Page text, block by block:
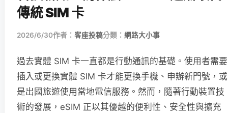
傳統 SIM 卡
2026/6/30作者： 客座投稿分類： 網路大小事
過去實體 SIM 卡一直都是行動通訊的基礎。使用者需要
插入或更換實體 SIM 卡才能更換手機、申辦新門號，或
是出國旅遊使用當地電信服務。然而，隨著行動裝置技
術的發展，eSIM 正以其優越的便利性、安全性與擴充